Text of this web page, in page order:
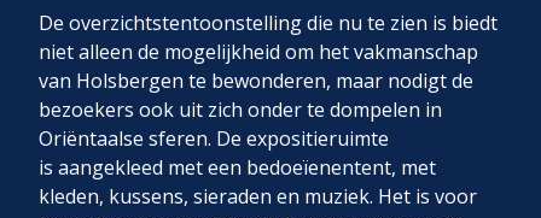
De overzichtstentoonstelling die nu te zien is biedt
niet alleen de mogelijkheid om het vakmanschap
van Holsbergen te bewonderen, maar nodigt de
bezoekers ook uit zich onder te dompelen in
Oriëntaalse sferen. De expositieruimte
is aangekleed met een bedoeïenentent, met
kleden, kussens, sieraden en muziek. Het is voor